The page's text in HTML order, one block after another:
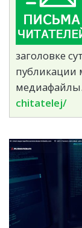
заголовке
публикации
медиафайлы.
chitatelej/